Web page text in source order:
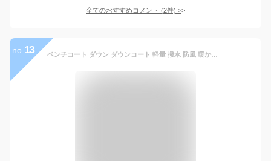
全てのおすすめコメント (2件) >
no. 13 ベンチコート ダウン ダウンコート 軽量 撥水 防風 暖かい レディース メンズ アウター ダウンジャケット ロングコート ハイネック 袖 リブ 着ぶくれにくい スポーツ観戦 旅行 通勤 通学 大きいサイズ 大きめ おしゃれ パティ ezo& エゾト